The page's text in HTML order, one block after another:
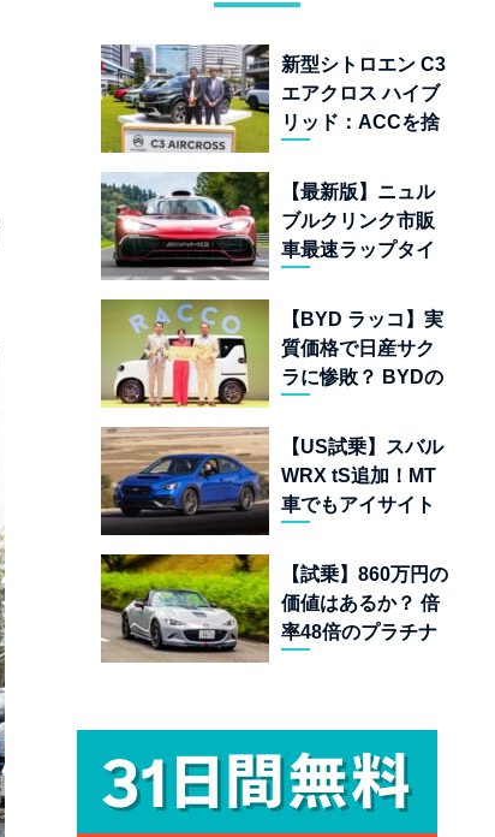
新型シトロエン C3
エアクロス ハイブ
リッド：ACCを捨
毯」を手に入れた
フランスの異端児
【最新版】ニュル
ブルクリンク市販
車最速ラップタイ
22台を一挙公開
【BYD ラッコ】実
質価格で日産サク
ラに惨敗？ BYDの
金ドーピング」の
異常な世界
【US試乗】スバル
WRX tS追加！MT
車でもアイサイト
ソリンAWDスポー
ツセダン
【試乗】860万円の
価値はあるか？ 倍
率48倍のプラチナ
12R」が魅せる究
極の人馬一体